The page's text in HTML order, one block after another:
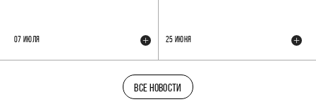
07 ИЮЛЯ 25 ИЮНЯ
ВСЕ НОВОСТИ